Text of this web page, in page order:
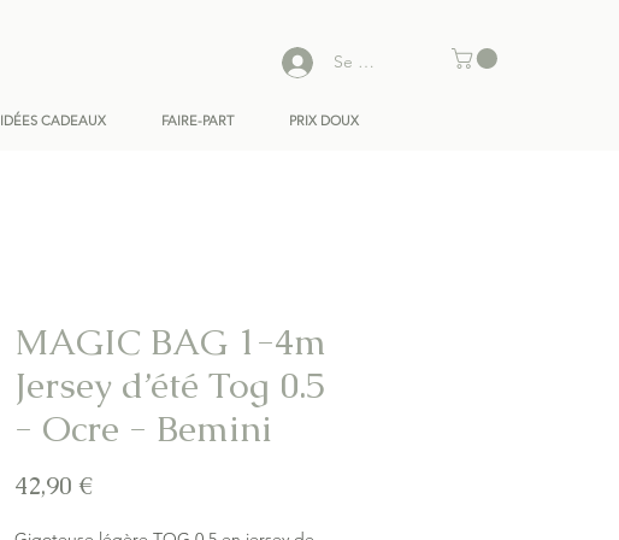
IDÉES CADEAUX FAIRE-PART PRIX DOUX
Se connecter
MAGIC BAG 1-4m
Jersey d’été Tog 0.5
- Ocre - Bemini
42,90 €Prix